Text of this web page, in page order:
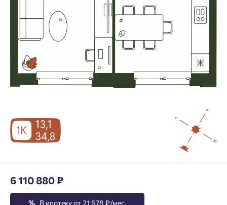
6 110 880 ₽
% В ипотеку от 21 678 ₽/мес.